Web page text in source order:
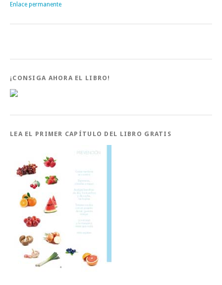
Enlace permanente
¡CONSIGA AHORA EL LIBRO!
LEA EL PRIMER CAPÍTULO DEL LIBRO GRATIS